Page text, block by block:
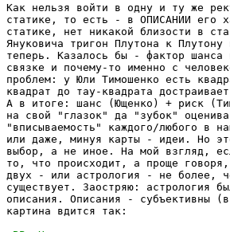
Как нельзя войти в одну и ту же
статике, то есть - в ОПИСАНИИ его
статике, нет никакой близости в
Януковича тригон Плутона к
теперь. Казалось бы - фактор
связке и почему-то именно с
проблем: у Юли Тимошенко есть
квадрат до тау-квадрата
А в итоге: шанс (Ющенко) + риск
на свой "глазок" да "зубок"
"вписываемость" каждого/любого в
или даже, минуя карты - идеи. Но
выбор, а не иное. На мой взгляд,
то, что происходит, а проще
двух - или астрология - не более,
существует. Заостряю: астрология
описания. Описания - субъективны
картина вдится так: